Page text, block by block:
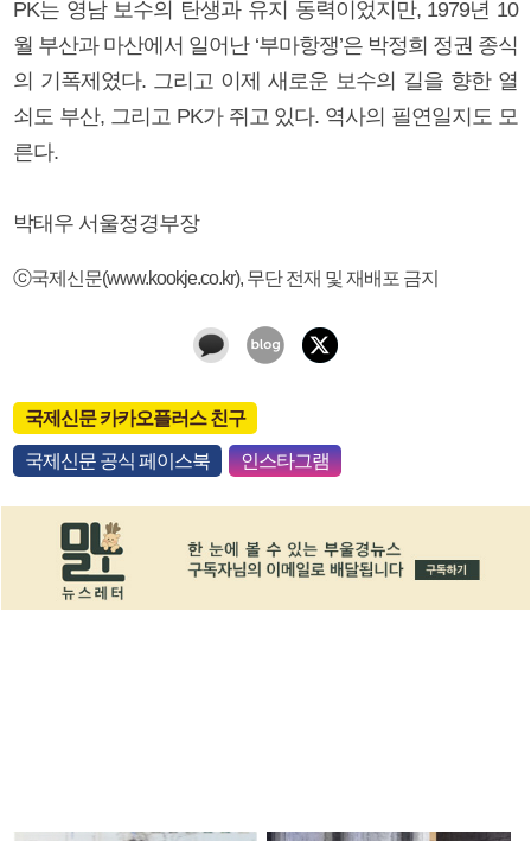
PK는 영남 보수의 탄생과 유지 동력이었지만, 1979년 10
월 부산과 마산에서 일어난 ‘부마항쟁’은 박정희 정권 종식
의 기폭제였다. 그리고 이제 새로운 보수의 길을 향한 열
쇠도 부산, 그리고 PK가 쥐고 있다. 역사의 필연일지도 모
른다.
박태우 서울정경부장
ⓒ국제신문(www.kookje.co.kr), 무단 전재 및 재배포 금지
국제신문 카카오플러스 친구
국제신문 공식 페이스북 인스타그램